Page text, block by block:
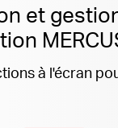
et
à l'écran